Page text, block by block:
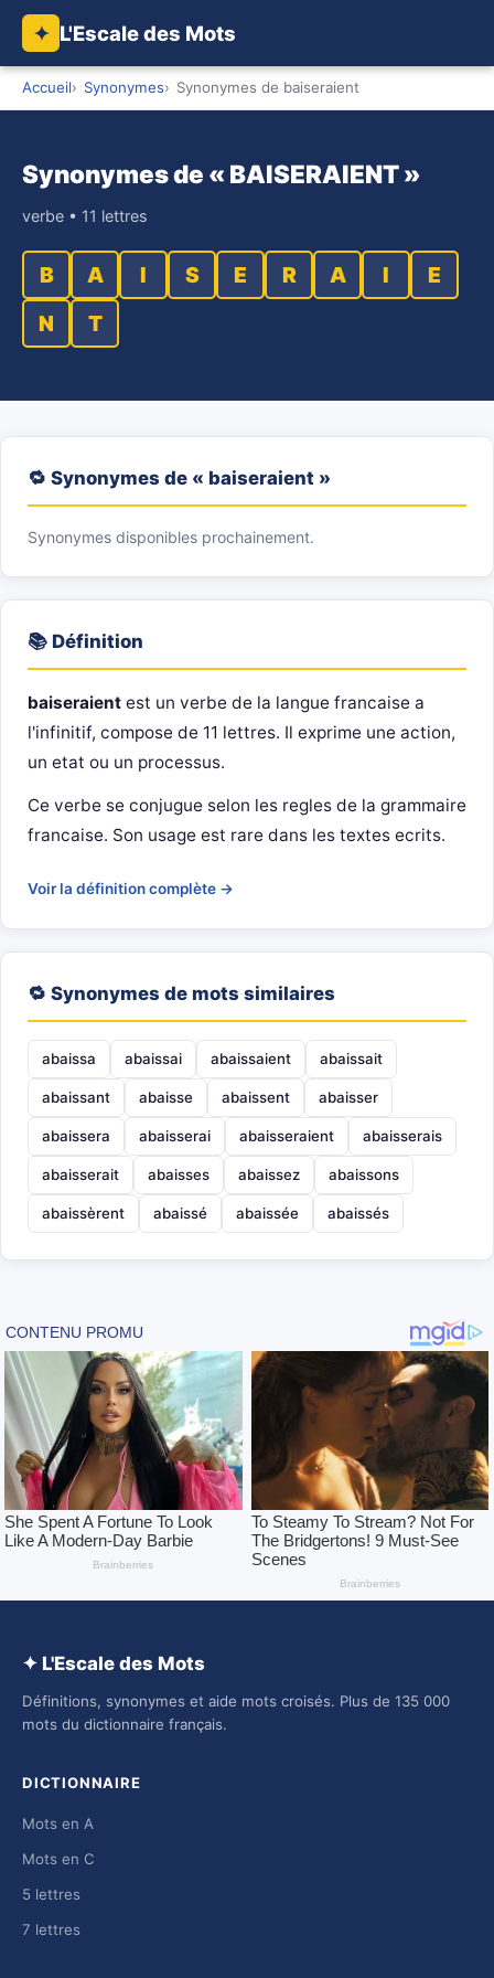
✦ L'Escale des Mots
Accueil Synonymes Synonymes de baiseraient
Synonymes de « BAISERAIENT »
verbe • 11 lettres
B A I S E R A I
E
N
T
🔁 Synonymes de « baiseraient »
Synonymes disponibles prochainement.
📚 Définition
baiseraient est un verbe de la langue francaise a
l'infinitif, compose de 11 lettres. Il exprime une action,
un etat ou un processus.
Ce verbe se conjugue selon les regles de la grammaire
francaise. Son usage est rare dans les textes ecrits.
Voir la définition complète →
🔁 Synonymes de mots similaires
abaissa abaissai abaissaient abaissait
abaissant abaisse abaissent abaisser
abaissera abaisserai abaisseraient abaisserais
abaisserait abaisses abaissez abaissons
abaissèrent abaissé abaissée abaissés
✦ L'Escale des Mots
Définitions, synonymes et aide mots croisés. Plus de 135 000
mots du dictionnaire français.
DICTIONNAIRE
Mots en A
Mots en C
5 lettres
7 lettres